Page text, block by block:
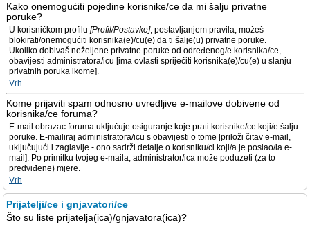
Kako onemogućiti pojedine korisnike/ce da mi šalju privatne
poruke?
U korisničkom profilu [Profil/Postavke], postavljanjem pravila, možeš
blokirati/onemogućiti korisnika(e)/cu(e) da ti šalje(u) privatne poruke.
Ukoliko dobivaš neželjene privatne poruke od određenog/e korisnika/ce,
obavijesti administratora/icu [ima ovlasti spriječiti korisnika(e)/cu(e) u slanju
privatnih poruka ikome].
Vrh
Kome prijaviti spam odnosno uvredljive e-mailove dobivene od
korisnika/ce foruma?
E-mail obrazac foruma uključuje osiguranje koje prati korisnike/ce koji/e šalju
poruke. E-mailiraj administratora/icu s obavijesti o tome [priloži čitav e-mail,
uključujući i zaglavlje - ono sadrži detalje o korisniku/ci koji/a je poslao/la e-
mail]. Po primitku tvojeg e-maila, administrator/ica može poduzeti (za to
predviđene) mjere.
Vrh
Prijatelji/ce i gnjavatori/ce
Što su liste prijatelja(ica)/gnjavatora(ica)?